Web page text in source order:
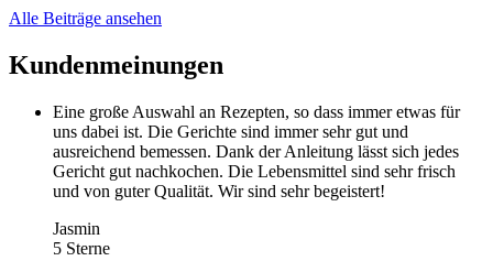
Alle Beiträge ansehen
Kundenmeinungen
Eine große Auswahl an Rezepten, so dass immer etwas für
uns dabei ist. Die Gerichte sind immer sehr gut und
ausreichend bemessen. Dank der Anleitung lässt sich jedes
Gericht gut nachkochen. Die Lebensmittel sind sehr frisch
und von guter Qualität. Wir sind sehr begeistert!
Jasmin
5 Sterne